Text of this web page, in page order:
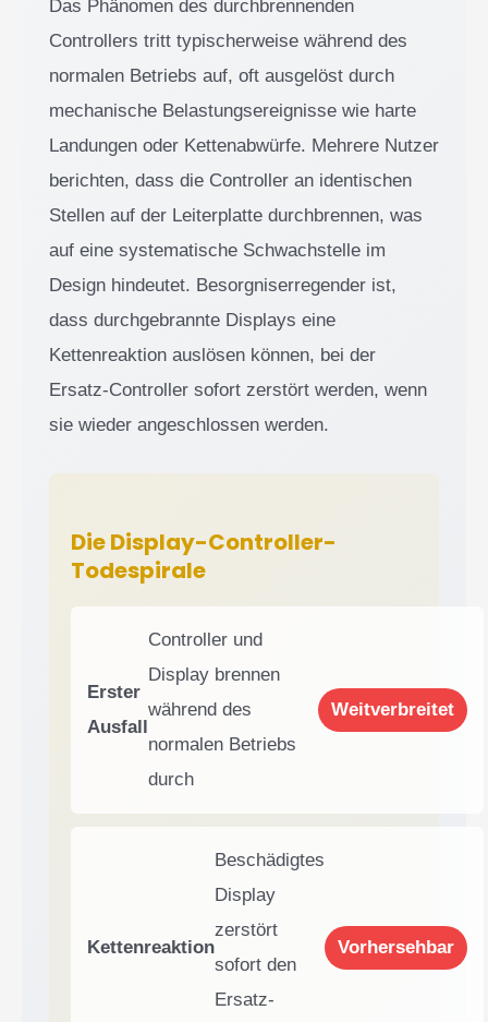
Das Phänomen des durchbrennenden
Controllers tritt typischerweise während des
normalen Betriebs auf, oft ausgelöst durch
mechanische Belastungsereignisse wie harte
Landungen oder Kettenabwürfe. Mehrere Nutzer
berichten, dass die Controller an identischen
Stellen auf der Leiterplatte durchbrennen, was
auf eine systematische Schwachstelle im
Design hindeutet. Besorgniserregender ist,
dass durchgebrannte Displays eine
Kettenreaktion auslösen können, bei der
Ersatz-Controller sofort zerstört werden, wenn
sie wieder angeschlossen werden.
Die Display-Controller-
Todespirale
Erster
Ausfall
Controller und
Display brennen
während des
normalen Betriebs
durch
Weitverbreitet
Kettenreaktion
Beschädigtes
Display
zerstört
sofort den
Ersatz-
Vorhersehbar